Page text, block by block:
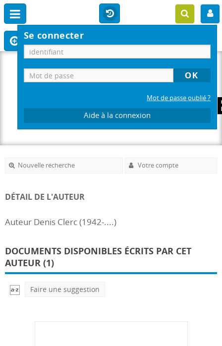
Se connecter
Mot de passe oublié ?
Aide à la connexion
Nouvelle recherche Votre compte
DÉTAIL DE L'AUTEUR
Auteur Denis Clerc (1942-....)
DOCUMENTS DISPONIBLES ÉCRITS PAR CET
AUTEUR (1)
Faire une suggestion